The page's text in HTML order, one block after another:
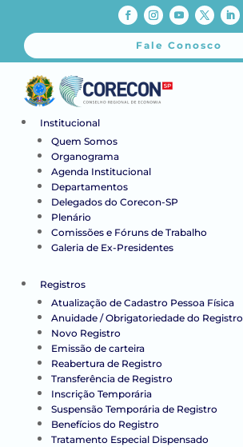
Fale Conosco
Institucional
Quem Somos
Organograma
Agenda Institucional
Departamentos
Delegados do Corecon-SP
Plenário
Comissões e Fóruns de Trabalho
Galeria de Ex-Presidentes
Registros
Atualização de Cadastro Pessoa Física
Anuidade / Obrigatoriedade do Registro
Novo Registro
Emissão de carteira
Reabertura de Registro
Transferência de Registro
Inscrição Temporária
Suspensão Temporária de Registro
Benefícios do Registro
Tratamento Especial Dispensado